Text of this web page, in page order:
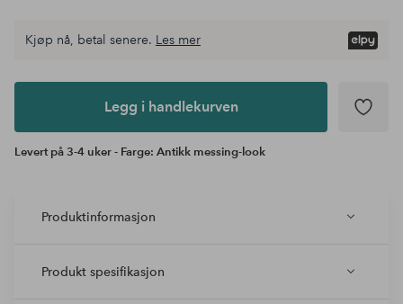
Legg i
Kjøp nå, betal senere. Les mer
Legg i handlekurven
Levert på 3-4 uker - Farge: Antikk messing-look
Produktinformasjon
Produkt spesifikasjon